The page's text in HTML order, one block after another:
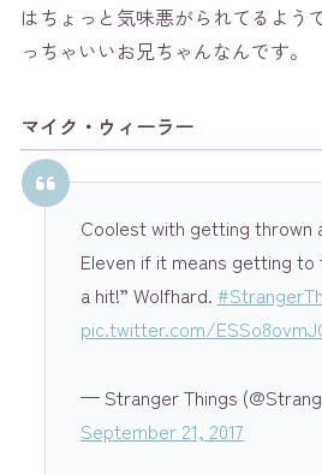
はちょっと気味悪がられてるよう
っちゃいいお兄ちゃんなんです。
マイク・ウィーラー
Coolest with getting thrown
Eleven if it means getting to
a hit!” Wolfhard.
pic.twitter.com/
— Stranger Things
September 21, 2017